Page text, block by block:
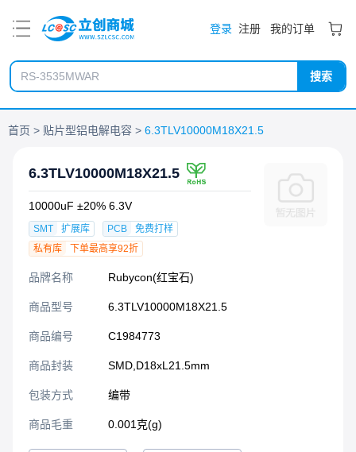
登录 注册 我的订单
搜索
首页 贴片型铝电解电容 6.3TLV10000M18X21.5
6.3TLV10000M18X21.5
10000uF ±20% 6.3V
SMT 扩展库 PCB
免费打样
私有库
下单最高享92折
品牌名称 Rubycon(红宝石)
商品型号 6.3TLV10000M18X21.5
商品编号 C1984773
商品封装 SMD,D18xL21.5mm​
包装方式 编带
商品毛重 0.001克(g)